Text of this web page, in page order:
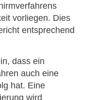
vorliegen. Dies
entsprechend
dass ein
auch eine
hat. Eine
wird